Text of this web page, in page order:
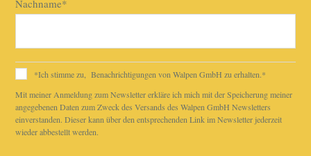
Nachname*
*Ich stimme zu, Benachrichtigungen von Walpen GmbH zu erhalten.*
Mit meiner Anmeldung zum Newsletter erkläre ich mich mit der Speicherung meiner
angegebenen Daten zum Zweck des Versands des Walpen GmbH Newsletters
einverstanden. Dieser kann über den entsprechenden Link im Newsletter jederzeit
wieder abbestellt werden.